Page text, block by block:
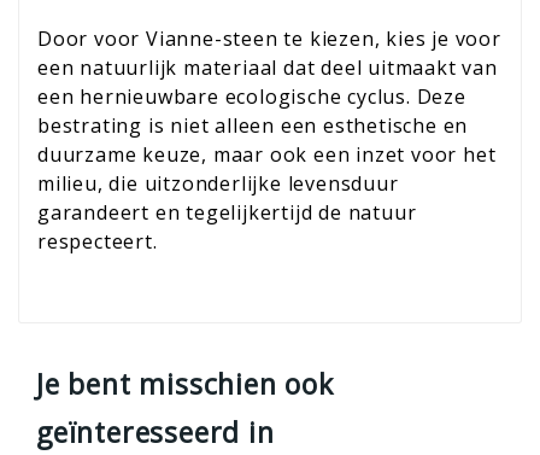
Door voor Vianne-steen te kiezen, kies je voor
een natuurlijk materiaal dat deel uitmaakt van
een hernieuwbare ecologische cyclus. Deze
bestrating is niet alleen een esthetische en
duurzame keuze, maar ook een inzet voor het
milieu, die uitzonderlijke levensduur
garandeert en tegelijkertijd de natuur
respecteert.
Je bent misschien ook
geïnteresseerd in